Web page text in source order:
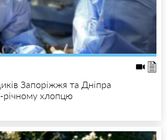
Запоріжжя та Дніпра
річному хлопцю